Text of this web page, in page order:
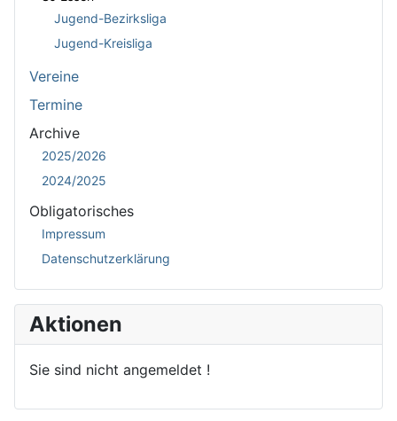
Jugend-Bezirksliga
Jugend-Kreisliga
Vereine
Termine
Archive
2025/2026
2024/2025
Obligatorisches
Impressum
Datenschutzerklärung
Aktionen
Sie sind nicht angemeldet !